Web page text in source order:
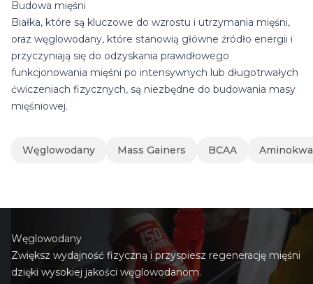
Budowa mięśni
Białka, które są kluczowe do wzrostu i utrzymania mięśni,
oraz węglowodany, które stanowią główne źródło energii i
przyczyniają się do odzyskania prawidłowego
funkcjonowania mięśni po intensywnych lub długotrwałych
ćwiczeniach fizycznych, są niezbędne do budowania masy
mięśniowej.
Węglowodany Mass Gainers BCAA
Węglowodany
Zwiększ wydajność fizyczną i przyspiesz regenerację mięśni
dzięki wysokiej jakości węglowodanom.